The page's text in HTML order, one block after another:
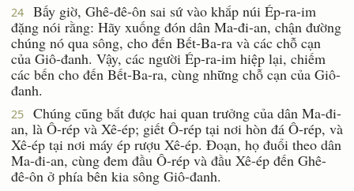
24
Bấy giờ, Ghê-đê-ôn sai sứ vào khắp núi Ép-ra-im
đặng nói rằng: Hãy xuống đón dân Ma-đi-an, chận đường
chúng nó qua sông, cho đến Bết-Ba-ra và các chỗ cạn
của Giô-đanh. Vậy, các người Ép-ra-im hiệp lại, chiếm
các bến cho đến Bết-Ba-ra, cùng những chỗ cạn của Giô-
đanh.
25
Chúng cũng bắt được hai quan trưởng của dân Ma-đi-
an, là Ô-rép và Xê-ép; giết Ô-rép tại nơi hòn đá Ô-rép, và
Xê-ép tại nơi máy ép rượu Xê-ép. Ðoạn, họ đuổi theo dân
Ma-đi-an, cùng đem đầu Ô-rép và đầu Xê-ép đến Ghê-
đê-ôn ở phía bên kia sông Giô-đanh.